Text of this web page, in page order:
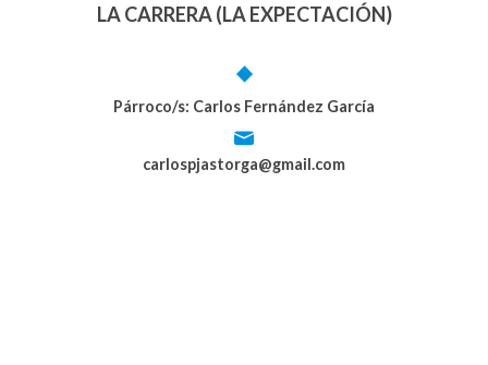
LA CARRERA (LA EXPECTACIÓN)
Párroco/s: Carlos Fernández García
carlospjastorga@gmail.com